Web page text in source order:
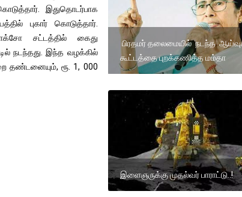
இதுதொடர்பாக
புகார் கொடுத்தார்.
சட்டத்தில் கைது
நடந்தது. இந்த வழக்கில்
தண்டனையும், ரூ. 1, 000
பிரதமர் தலைமையில் நடந்த
கூட்டத்தை புறக்கணித்த மம்தா
இளைஞருக்கு முதல்வர் பாராட்டு..!